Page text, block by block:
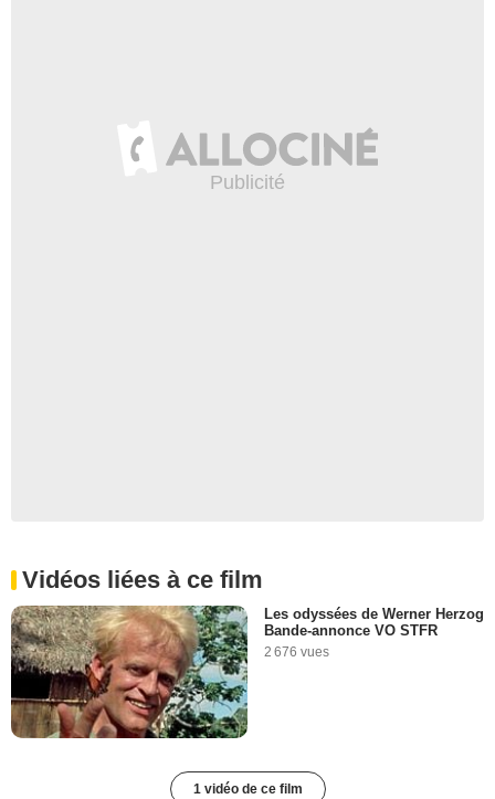
Vidéos liées à ce film
Les odyssées de Werner Herzog
Bande-annonce VO STFR
2 676 vues
1 vidéo de ce film